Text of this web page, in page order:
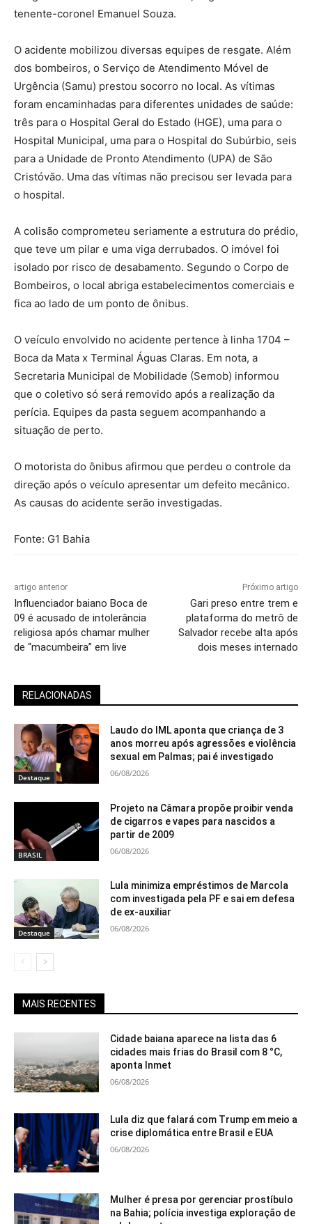
tenente-coronel Emanuel Souza.
O acidente mobilizou diversas equipes de resgate. Além
dos bombeiros, o Serviço de Atendimento Móvel de
Urgência (Samu) prestou socorro no local. As vítimas
foram encaminhadas para diferentes unidades de saúde:
três para o Hospital Geral do Estado (HGE), uma para o
Hospital Municipal, uma para o Hospital do Subúrbio, seis
para a Unidade de Pronto Atendimento (UPA) de São
Cristóvão. Uma das vítimas não precisou ser levada para
o hospital.
A colisão comprometeu seriamente a estrutura do prédio,
que teve um pilar e uma viga derrubados. O imóvel foi
isolado por risco de desabamento. Segundo o Corpo de
Bombeiros, o local abriga estabelecimentos comerciais e
fica ao lado de um ponto de ônibus.
O veículo envolvido no acidente pertence à linha 1704 –
Boca da Mata x Terminal Águas Claras. Em nota, a
Secretaria Municipal de Mobilidade (Semob) informou
que o coletivo só será removido após a realização da
perícia. Equipes da pasta seguem acompanhando a
situação de perto.
O motorista do ônibus afirmou que perdeu o controle da
direção após o veículo apresentar um defeito mecânico.
As causas do acidente serão investigadas.
Fonte: G1 Bahia
artigo anterior
Influenciador baiano Boca de
09 é acusado de intolerância
religiosa após chamar mulher
de “macumbeira” em live
Próximo artigo
Gari preso entre trem e
plataforma do metrô de
Salvador recebe alta após
dois meses internado
RELACIONADAS
Destaque
Laudo do IML aponta que criança de 3
anos morreu após agressões e violência
sexual em Palmas; pai é investigado
06/08/2026
BRASIL
Projeto na Câmara propõe proibir venda
de cigarros e vapes para nascidos a
partir de 2009
06/08/2026
Destaque
Lula minimiza empréstimos de Marcola
com investigada pela PF e sai em defesa
de ex-auxiliar
06/08/2026
MAIS RECENTES
Cidade baiana aparece na lista das 6
cidades mais frias do Brasil com 8 °C,
aponta Inmet
06/08/2026
Lula diz que falará com Trump em meio a
crise diplomática entre Brasil e EUA
06/08/2026
Mulher é presa por gerenciar prostíbulo
na Bahia; polícia investiga exploração de